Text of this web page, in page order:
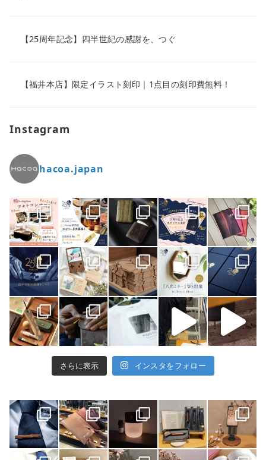
【25周年記念】四半世紀の感謝を、つぐ
【福井本店】限定イラスト刻印｜1点目の刻印費無料！
Instagram
hacoa.japan
さらに表示 インスタをフォロー